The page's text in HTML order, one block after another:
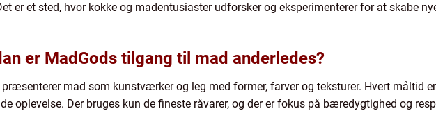
er et sted, hvor kokke og madentusiaster udforsker og eksperimenterer for at skabe
er MadGods tilgang til mad anderledes?
præsenterer mad som kunstværker og leg med former, farver og teksturer. Hvert måltid
oplevelse. Der bruges kun de fineste råvarer, og der er fokus på bæredygtighed og